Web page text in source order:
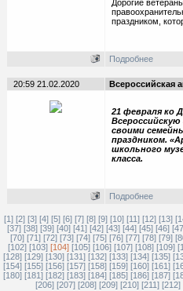
Дорогие
праздником,
Подробнее
20:59 21.02.2020 Всероссийская
21 февраля ко
своими
праздником.
школьного
класса.
Подробнее
[1] [2] [3] [4] [5] [6] [7] [8] [9] [10] [11] [12] [13]
[37] [38] [39] [40] [41] [42] [43] [44] [45] [46]
[70] [71] [72] [73] [74] [75] [76] [77] [78] [79]
[102] [103][104] [105] [106] [107] [108] [109]
[128] [129] [130] [131] [132] [133] [134] [135]
[154] [155] [156] [157] [158] [159] [160] [161]
[180] [181] [182] [183] [184] [185] [186] [187]
[206] [207] [208] [209] [210] [211] [212]